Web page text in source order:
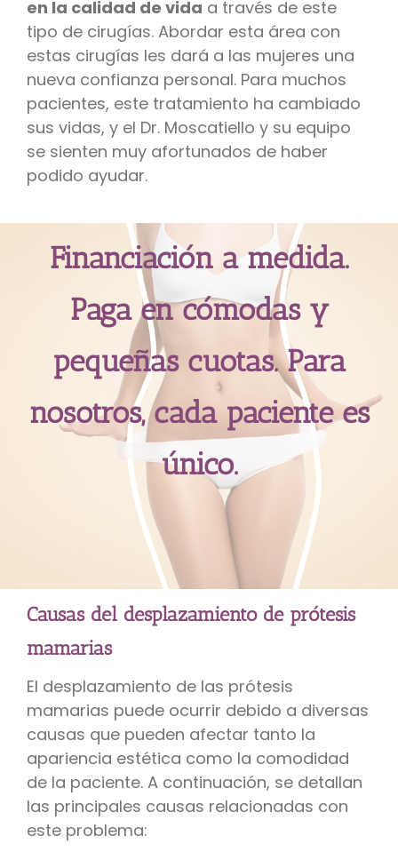
en la calidad de vida a través de este
tipo de cirugías. Abordar esta área con
estas cirugías les dará a las mujeres una
nueva confianza personal. Para muchos
pacientes, este tratamiento ha cambiado
sus vidas, y el Dr. Moscatiello y su equipo
se sienten muy afortunados de haber
podido ayudar.
Financiación a medida.
Paga en cómodas y
pequeñas cuotas. Para
nosotros, cada paciente es
único.
Causas del desplazamiento de prótesis
mamarias
El desplazamiento de las prótesis
mamarias puede ocurrir debido a diversas
causas que pueden afectar tanto la
apariencia estética como la comodidad
de la paciente. A continuación, se detallan
las principales causas relacionadas con
este problema: